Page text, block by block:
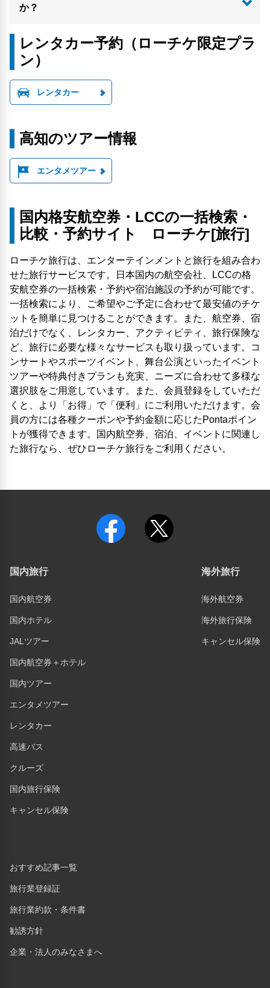
か？
レンタカー予約（ローチケ限定プラ
ン）
レンタカー
高知のツアー情報
エンタメツアー
国内格安航空券・LCCの一括検索・
比較・予約サイト ローチケ[旅行]
ローチケ旅行は、エンターテインメントと旅行を組み合わ
せた旅行サービスです。日本国内の航空会社、LCCの格
安航空券の一括検索・予約や宿泊施設の予約が可能です。
一括検索により、ご希望やご予定に合わせて最安値のチケ
ットを簡単に見つけることができます。また、航空券、宿
泊だけでなく、レンタカー、アクティビティ、旅行保険な
ど、旅行に必要な様々なサービスも取り扱っています。コ
ンサートやスポーツイベント、舞台公演といったイベント
ツアーや特典付きプランも充実、ニーズに合わせて多様な
選択肢をご用意しています。また、会員登録をしていただ
くと、より「お得」で「便利」にご利用いただけます。会
員の方には各種クーポンや予約金額に応じたPontaポイン
トが獲得できます。国内航空券、宿泊、イベントに関連し
た旅行なら、ぜひローチケ旅行をご利用ください。
国内旅行
国内航空券
国内ホテル
JALツアー
国内航空券＋ホテル
国内ツアー
エンタメツアー
レンタカー
高速バス
クルーズ
国内旅行保険
キャンセル保険
おすすめ記事一覧
旅行業登録証
旅行業約款・条件書
勧誘方針
企業・法人のみなさまへ
海外旅行
海外航空券
海外旅行保険
キャンセル保険